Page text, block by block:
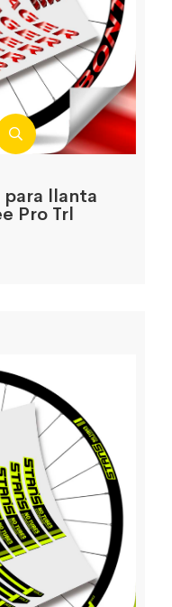
para llanta
Pro Trl